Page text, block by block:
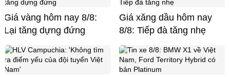
Giá vàng hôm nay 8/8:
Lại tăng dựng đứng
Giá xăng dầu hôm nay
8/8: Tiếp đà tăng nhẹ